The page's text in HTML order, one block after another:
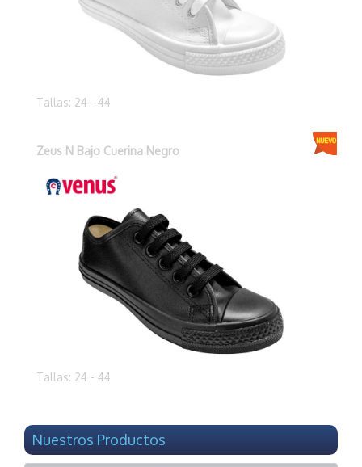
Tallas: 24 - 44
Zeus N Bajo Cuerina Negro
Tallas: 24 - 44
Nuestros Productos